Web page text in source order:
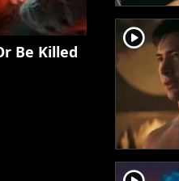
Be Killed
player2